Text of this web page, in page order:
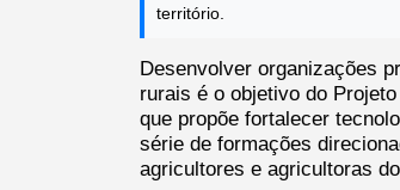
território.
Desenvolver organizações
rurais é o objetivo do
que propõe fortalecer
série de formações
agricultores e agricultoras